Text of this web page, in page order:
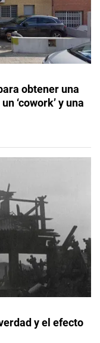
obtener una
‘cowork’ y una
y el efecto